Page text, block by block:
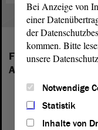
Folgende
Anhalt vertreten:
Bei Anzeige von
einer
der
kommen. Bitte
unsere
Notwendige
Statistik
Inhalte von